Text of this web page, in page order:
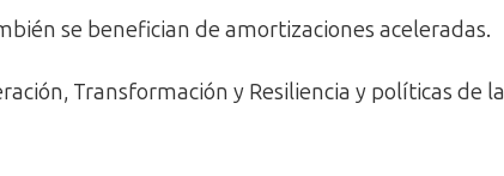
se benefician de amortizaciones aceleradas.
Transformación y Resiliencia y políticas de la